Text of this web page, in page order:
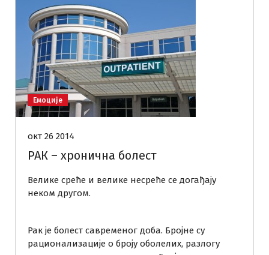
Емоције
окт 26 2014
РАК – хронична болест
Велике среће и велике несреће се догађају
неком другом.
Рак је болест савременог доба. Бројне су
рационализације о броју оболелих, разлогу